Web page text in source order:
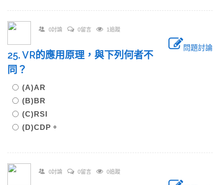
0討論 0留言 1追蹤
問題討論
25. VR的應用原理，與下列何者不
同？
(A)AR
(B)BR
(C)RSI
(D)CDP。
0討論 0留言 0追蹤